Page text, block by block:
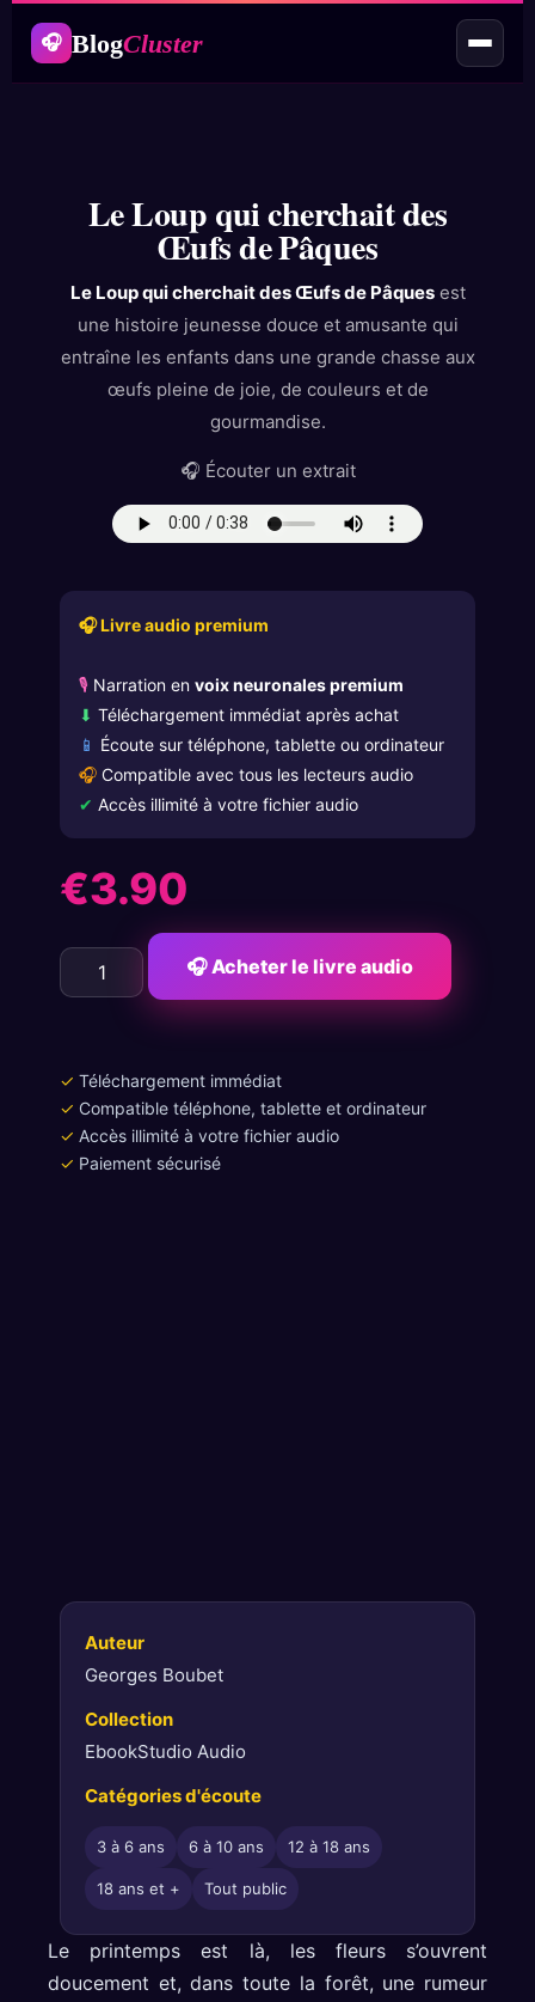
🎧 BlogCluster
Le Loup qui cherchait des
Œufs de Pâques
Le Loup qui cherchait des Œufs de Pâquesest
une histoire jeunesse douce et amusante qui
entraîne les enfants dans une grande chasse aux
œufs pleine de joie, de couleurs et de
gourmandise.
🎧 Écouter un extrait
🎧 Livre audio premium
🎙 Narration en voix neuronales premium
⬇ Téléchargement immédiat après achat
📱 Écoute sur téléphone, tablette ou ordinateur
🎧 Compatible avec tous les lecteurs audio
✔ Accès illimité à votre fichier audio
€3.90
🎧 Acheter le livre audio
✓ Téléchargement immédiat
✓ Compatible téléphone, tablette et ordinateur
✓ Accès illimité à votre fichier audio
✓ Paiement sécurisé
Auteur
Georges Boubet
Collection
EbookStudio Audio
Catégories d'écoute
3 à 6 ans 6 à 10 ans 12 à 18 ans
18 ans et + Tout public
Le printemps est là, les fleurs s’ouvrent
doucement et, dans toute la forêt, une rumeur